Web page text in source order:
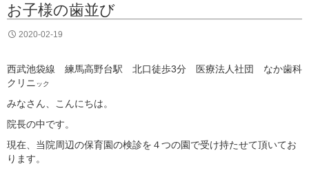
お子様の歯並び
2020-02-19
西武池袋線 練馬高野台駅 北口徒歩3分 医療法人社団 なか歯科
クリニ ック
みなさん、こんにちは。
院長の中です。
現在、当院周辺の保育園の検診を４つの園で受け持たせて頂いてお
ります。